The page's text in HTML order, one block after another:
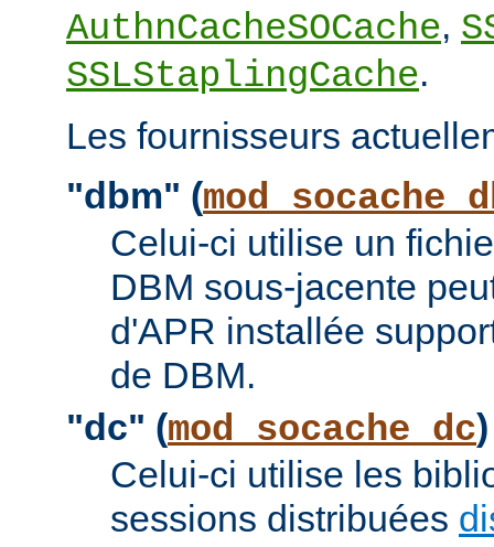
AuthnCacheSOCache,
SSLStaplingCache.
Les fournisseurs
"dbm" (
Celui-ci utilise un
DBM sous-jacente
d'APR installée
de DBM.
"dc" (mod_socache_dc)
Celui-ci utilise les
sessions distribuées